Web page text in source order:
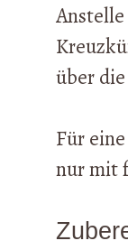
über
Für
nur mit